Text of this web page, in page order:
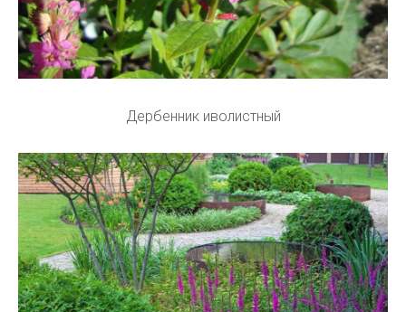
Дербенник иволистный